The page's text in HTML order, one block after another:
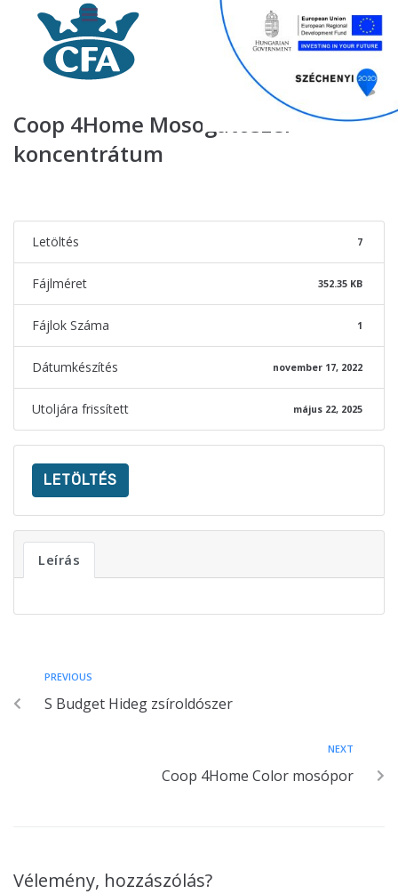
Coop 4Home Mosogatószer
koncentrátum
Letöltés 7
Fájlméret 352.35 KB
Fájlok Száma 1
Dátumkészítés november 17, 2022
Utoljára frissített május 22, 2025
LETÖLTÉS
Leírás
PREVIOUS
S Budget Hideg zsíroldószer
NEXT
Coop 4Home Color mosópor
Vélemény, hozzászólás?